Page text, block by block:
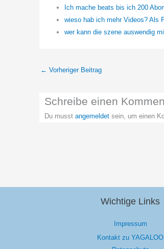
Ich mache beats bis ich 200
wieso hab ich mehr Videos? Als
wer kann die szene auswendig
← Vorheriger Beitrag
Schreibe einen
Du musst angemeldet sein, um einen
Wichtige Links
Impressum
Kontakt zu